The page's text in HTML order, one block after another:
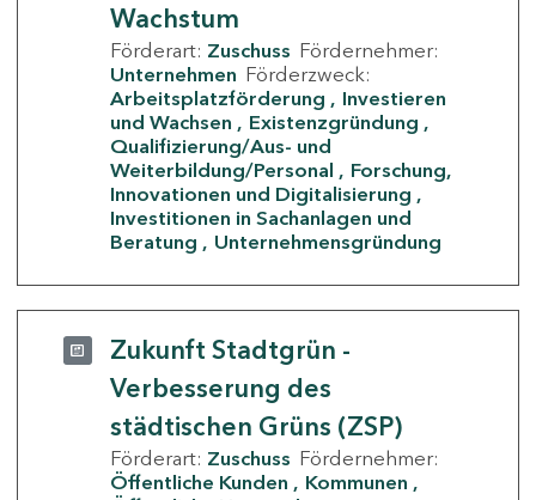
Wachstum
Förderart: Zuschuss Fördernehmer:
Unternehmen Förderzweck:
Arbeitsplatzförderung
Investieren
und Wachsen
Existenzgründung
Qualifizierung/Aus- und
Weiterbildung/Personal
Forschung,
Innovationen und Digitalisierung
Investitionen in Sachanlagen und
Beratung
Unternehmensgründung
Zukunft Stadtgrün -
Verbesserung des
städtischen Grüns (ZSP)
Förderart: Zuschuss Fördernehmer:
Öffentliche Kunden
Kommunen